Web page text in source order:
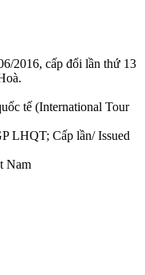
2016, cấp đổi lần thứ 13
tế (International Tour
LHQT; Cấp lần/ Issued
Nam